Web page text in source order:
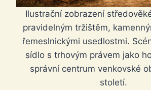
Ilustrační zobrazení
pravidelným tržištěm,
řemeslnickými usedlostmi.
sídlo s trhovým právem jako
správní centrum venkovské
století.